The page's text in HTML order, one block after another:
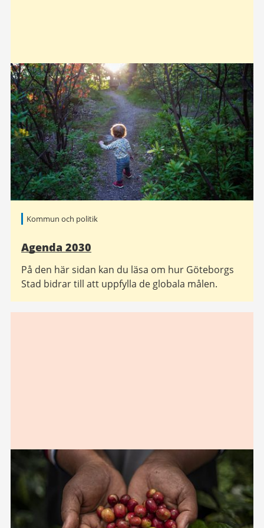
Kommun och politik
Agenda 2030
På den här sidan kan du läsa om hur Göteborgs
Stad bidrar till att uppfylla de globala målen.